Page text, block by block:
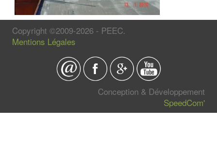
Copyright ©2009-2026 - PEEC.
Mentions Légales
Conception & Développement
SpeedCom'